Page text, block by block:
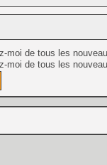
moi de tous les
moi de tous les